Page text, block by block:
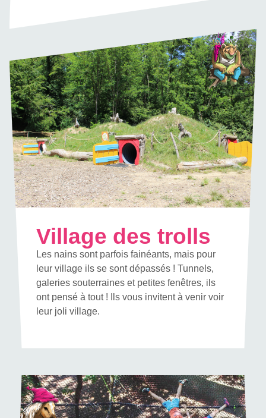
Village des trolls
Les nains sont parfois fainéants, mais pour
leur village ils se sont dépassés ! Tunnels,
galeries souterraines et petites fenêtres, ils
ont pensé à tout ! Ils vous invitent à venir voir
leur joli village.